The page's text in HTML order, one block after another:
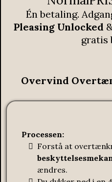
Én betaling.
Pleasing Unlocked
gratis
Overvind
Processen:
Forstå at
ændres.